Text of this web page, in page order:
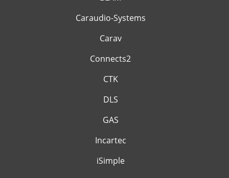
Caraudio-Systems
Carav
Connects2
CTK
DLS
GAS
Incartec
iSimple